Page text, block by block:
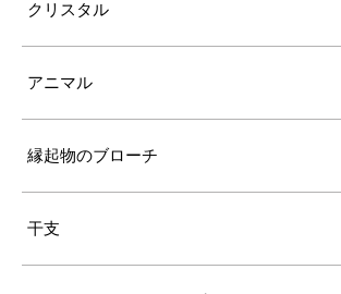
クリスタル
アニマル
縁起物のブローチ
干支